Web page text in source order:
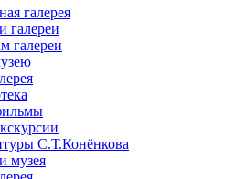
галерея
галереи
галереи
С.Т.Конёнкова
музея